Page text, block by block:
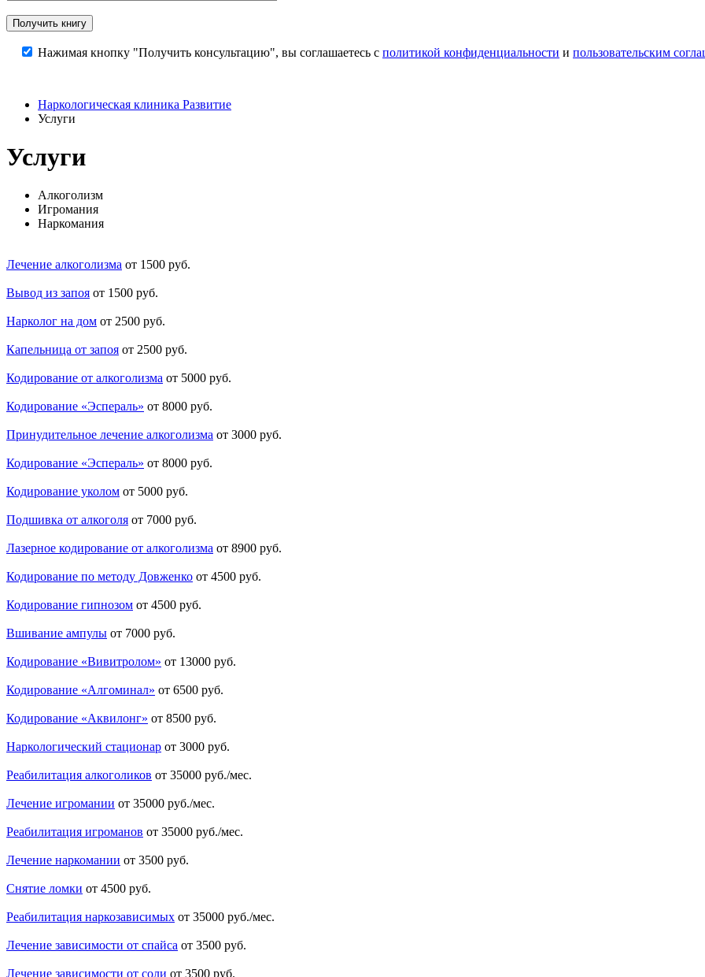
Нажимая кнопку "Получить консультацию", вы соглашаетесь с политикой конфиденциальности и пользовательским
Наркологическая клиника Развитие
Услуги
Услуги
Алкоголизм
Игромания
Наркомания
Лечение алкоголизма от 1500 руб.
Вывод из запоя от 1500 руб.
Нарколог на дом от 2500 руб.
Капельница от запоя от 2500 руб.
Кодирование от алкоголизма от 5000 руб.
Кодирование «Эспераль» от 8000 руб.
Принудительное лечение алкоголизма от 3000 руб.
Кодирование «Эспераль» от 8000 руб.
Кодирование уколом от 5000 руб.
Подшивка от алкоголя от 7000 руб.
Лазерное кодирование от алкоголизма от 8900 руб.
Кодирование по методу Довженко от 4500 руб.
Кодирование гипнозом от 4500 руб.
Вшивание ампулы от 7000 руб.
Кодирование «Вивитролом» от 13000 руб.
Кодирование «Алгоминал» от 6500 руб.
Кодирование «Аквилонг» от 8500 руб.
Наркологический стационар от 3000 руб.
Реабилитация алкоголиков от 35000 руб./мес.
Лечение игромании от 35000 руб./мес.
Реабилитация игроманов от 35000 руб./мес.
Лечение наркомании от 3500 руб.
Снятие ломки от 4500 руб.
Реабилитация наркозависимых от 35000 руб./мес.
Лечение зависимости от спайса от 3500 руб.
Лечение зависимости от соли от 3500 руб.